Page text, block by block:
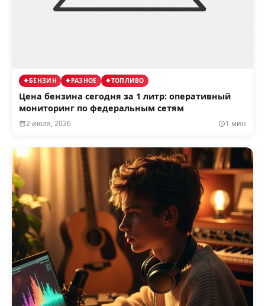
БЕНЗИН РАЗНОЕ ТОПЛИВО
Цена бензина сегодня за 1 литр: оперативный
мониторинг по федеральным сетям
2 июля, 2026 1 мин